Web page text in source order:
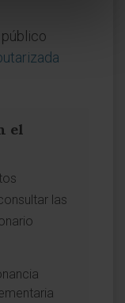
el
las